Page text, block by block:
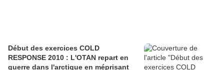
Début des exercices COLD
RESPONSE 2010 : L'OTAN repart en
guerre dans l'arctique en méprisant